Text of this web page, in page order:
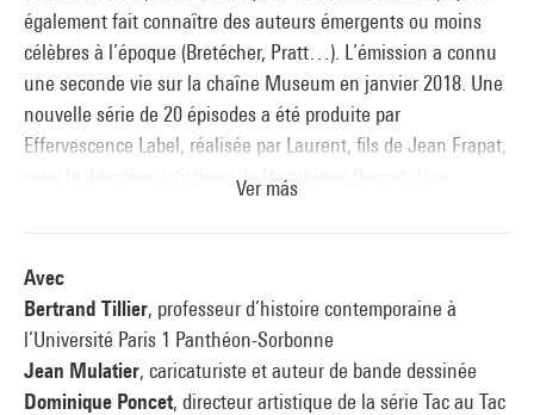
également fait connaître des auteurs émergents ou moins
célèbres à l’époque (Bretécher, Pratt…). L’émission a connu
une seconde vie sur la chaîne Museum en janvier 2018. Une
nouvelle série de 20 épisodes a été produite par
Effervescence Label, réalisée par Laurent, fils de Jean Frapat,
sous la direction artistique de Dominique Poncet. Une
La séance inaugurale du 28 novembre propose une
rediffusion d’une sélection de moments marquants des deux
séries d’émissions, ponctuée de débats entre des artistes
ayant participé aux émissions, les réalisateurs de ces
émissions et des chercheurs.
Ver más
Avec
Bertrand Tillier, professeur d’histoire contemporaine à
l’Université Paris 1 Panthéon-Sorbonne
Jean Mulatier, caricaturiste et auteur de bande dessinée
Dominique Poncet, directeur artistique de la série Tac au Tac